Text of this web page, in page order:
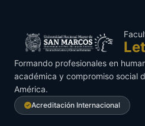
Formando profesionales en
académica y compromiso social
América.
Acreditación Internacional